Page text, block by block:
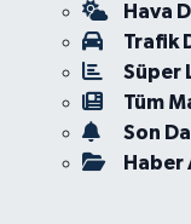
Hava
Trafik
Süper
Tüm
Son
Haber